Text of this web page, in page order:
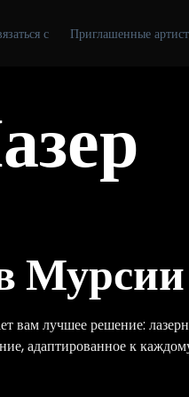
с Приглашенные
Мурсии
вам лучшее решение:
адаптированное к